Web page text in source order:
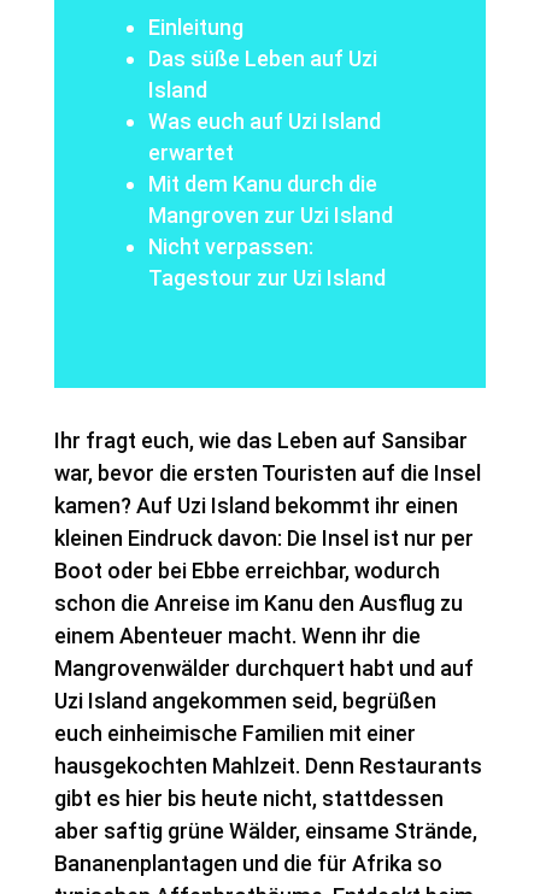
Einleitung
Das süße Leben auf Uzi
Island
Was euch auf Uzi Island
erwartet
Mit dem Kanu durch die
Mangroven zur Uzi Island
Nicht verpassen:
Tagestour zur Uzi Island
Ihr fragt euch, wie das Leben auf Sansibar
war, bevor die ersten Touristen auf die Insel
kamen? Auf Uzi Island bekommt ihr einen
kleinen Eindruck davon: Die Insel ist nur per
Boot oder bei Ebbe erreichbar, wodurch
schon die Anreise im Kanu den Ausflug zu
einem Abenteuer macht. Wenn ihr die
Mangrovenwälder durchquert habt und auf
Uzi Island angekommen seid, begrüßen
euch einheimische Familien mit einer
hausgekochten Mahlzeit. Denn Restaurants
gibt es hier bis heute nicht, stattdessen
aber saftig grüne Wälder, einsame Strände,
Bananenplantagen und die für Afrika so